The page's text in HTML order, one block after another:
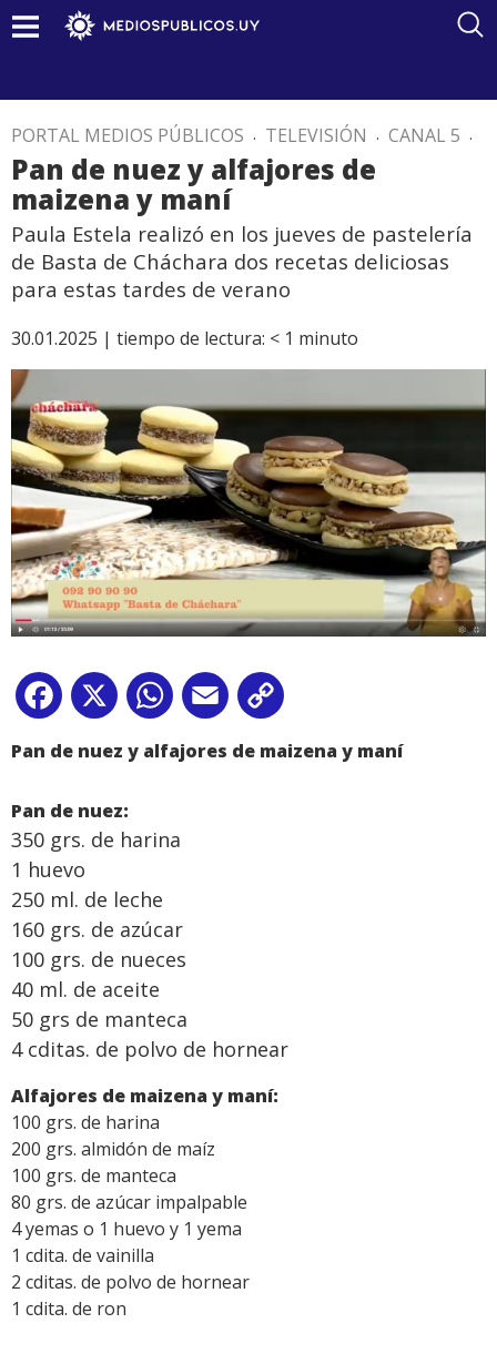
PORTAL MEDIOS PÚBLICOS . TELEVISIÓN . CANAL 5 .
Pan de nuez y alfajores de
maizena y maní
Paula Estela realizó en los jueves de pastelería
de Basta de Cháchara dos recetas deliciosas
para estas tardes de verano
30.01.2025 | tiempo de lectura: < 1 minuto
Facebook
X WhatsApp
Email
Link
Pan de nuez y alfajores de maizena y maní
Pan de nuez:
350 grs. de harina
1 huevo
250 ml. de leche
160 grs. de azúcar
100 grs. de nueces
40 ml. de aceite
50 grs de manteca
4 cditas. de polvo de hornear
Alfajores de maizena y maní:
100 grs. de harina
200 grs. almidón de maíz
100 grs. de manteca
80 grs. de azúcar impalpable
4 yemas o 1 huevo y 1 yema
1 cdita. de vainilla
2 cditas. de polvo de hornear
1 cdita. de ron